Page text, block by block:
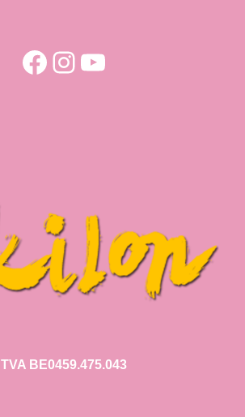
Facebook
Instagram
YouTube
TVA BE0459.475.043